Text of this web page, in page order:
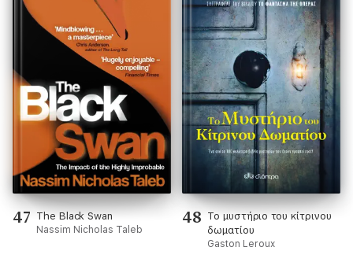
47 The Black Swan
Nassim Nicholas Taleb
48 Το μυστήριο του κίτρινου
δωματίου
Gaston Leroux